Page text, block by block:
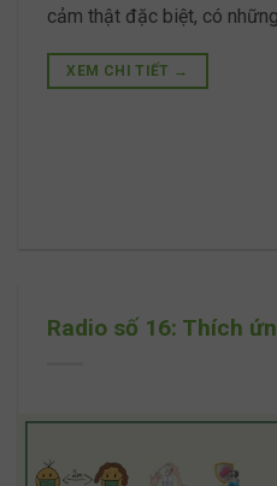
cảm thật đặc biệt, có
XEM CHI TIẾT →
Radio số 16: Thích